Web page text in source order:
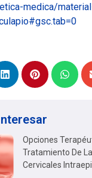
medica/
Opciones
Tratamiento De
Cervicales